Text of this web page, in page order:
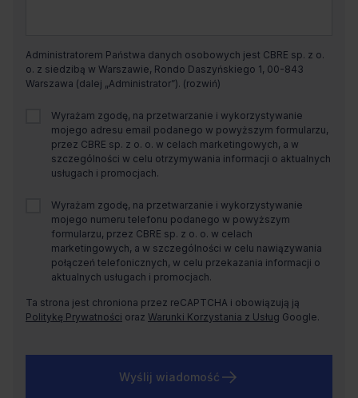
Administratorem Państwa danych osobowych jest CBRE sp. z o.
o. z siedzibą w Warszawie, Rondo Daszyńskiego 1, 00-843
Warszawa (dalej „Administrator”).
Wyrażam zgodę, na przetwarzanie i wykorzystywanie
mojego adresu email podanego w powyższym formularzu,
przez CBRE sp. z o. o. w celach marketingowych, a w
szczególności w celu otrzymywania informacji o aktualnych
usługach i promocjach.
Wyrażam zgodę, na przetwarzanie i wykorzystywanie
mojego numeru telefonu podanego w powyższym
formularzu, przez CBRE sp. z o. o. w celach
marketingowych, a w szczególności w celu nawiązywania
połączeń telefonicznych, w celu przekazania informacji o
aktualnych usługach i promocjach.
Ta strona jest chroniona przez reCAPTCHA i obowiązują ją
Politykę Prywatności oraz Warunki Korzystania z Usług Google.
Wyślij wiadomość